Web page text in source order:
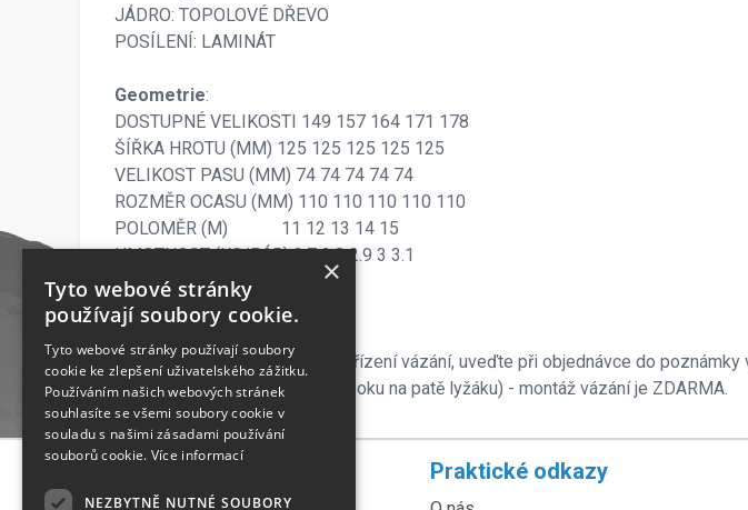
JÁDRO: TOPOLOVÉ DŘEVO
POSÍLENÍ: LAMINÁT
Geometrie:
DOSTUPNÉ VELIKOSTI 149 157 164 171 178
ŠÍŘKA HROTU (MM) 125 125 125 125 125
VELIKOST PASU (MM) 74 74 74 74 74
ROZMĚR OCASU (MM) 110 110 110 110 110
POLOMĚR (M) 11 12 13 14 15
HMOTNOST (KG/PÁR) 2.7 2.8 2.9 3 3.1
Vázání: Xpress 10 GW
Pokud požadujete montáž a seřízení vázání, uveďte při objednávce do
lyžáku v mm (bývá uvedeno z boku na patě lyžáku) - montáž vázání je ZDARMA.
Praktické odkazy
×
Tyto webové stránky
používají soubory cookie.
Tyto webové stránky používají soubory
cookie ke zlepšení uživatelského zážitku.
Používáním našich webových stránek
souhlasíte se všemi soubory cookie v
souladu s našimi zásadami používání
souborů cookie. Více informací
NEZBYTNĚ NUTNÉ SOUBORY